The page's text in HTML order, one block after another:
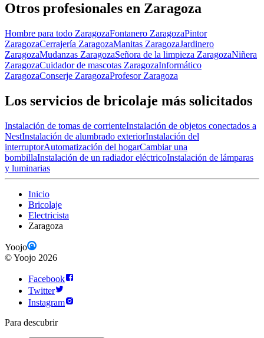
Otros profesionales en Zaragoza
Hombre para todo ZaragozaFontanero ZaragozaPintor
ZaragozaCerrajería ZaragozaManitas ZaragozaJardinero
ZaragozaMudanzas ZaragozaSeñora de la limpieza ZaragozaNiñera
ZaragozaCuidador de mascotas ZaragozaInformático
ZaragozaConserje ZaragozaProfesor Zaragoza
Los servicios de bricolaje más solicitados
Instalación de tomas de corrienteInstalación de objetos conectados a
NestInstalación de alumbrado exteriorInstalación del
interruptorAutomatización del hogarCambiar una
bombillaInstalación de un radiador eléctricoInstalación de lámparas
y luminarias
Inicio
Bricolaje
Electricista
Zaragoza
Yoojo
©Yoojo 2026
Facebook
Twitter
Instagram
Para descubrir